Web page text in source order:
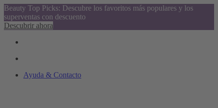
Beauty Top Picks: Descubre los favoritos más populares y los
superventas con descuento
Descubrir ahora
Ayuda & Contacto